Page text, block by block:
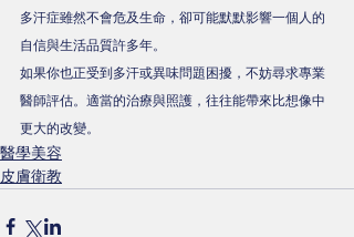
多汗症雖然不會危及生命，卻可能默默影響一個人的
自信與生活品質許多年。
如果你也正受到多汗或異味問題困擾，不妨尋求專業
醫師評估。適當的治療與照護，往往能帶來比想像中
更大的改變。
醫學美容
皮膚衛教